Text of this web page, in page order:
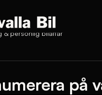
& personlig bilaffär
på